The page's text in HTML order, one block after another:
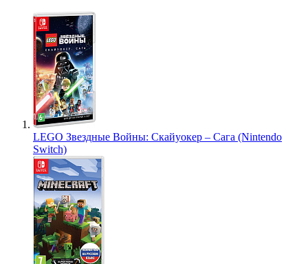
LEGO Звездные Войны: Скайуокер – Сага (Nintendo
Switch)